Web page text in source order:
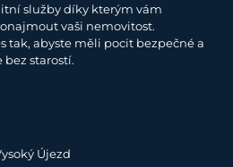
služby díky kterým vám
vaši nemovitost.
tak, abyste měli pocit bezpečné a
starostí.
Újezd